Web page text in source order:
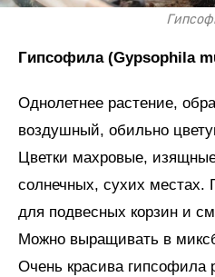
Гипсофила (Gypsophila
Однолетнее растение,
воздушный, обильно
Цветки махровые,
солнечных, сухих местах.
для подвесных корзин и
Можно выращивать в
Очень красива гипсофила